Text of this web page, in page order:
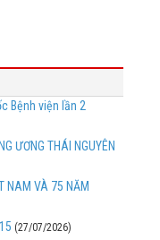
Bệnh viện lần 2
ƯƠNG THÁI NGUYÊN
NAM VÀ 75 NĂM
(27/07/2026)